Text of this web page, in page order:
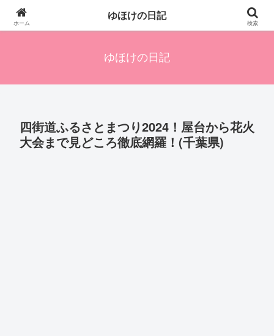
四人の子を持つ母のズボラ生活備忘録です。興味のあることアレやコレ、色々
発信します。
ゆほけの日記
四街道ふるさとまつり2024！屋台から花火
大会まで見どころ徹底網羅！(千葉県)
ホーム
ゆほけの日記
検索